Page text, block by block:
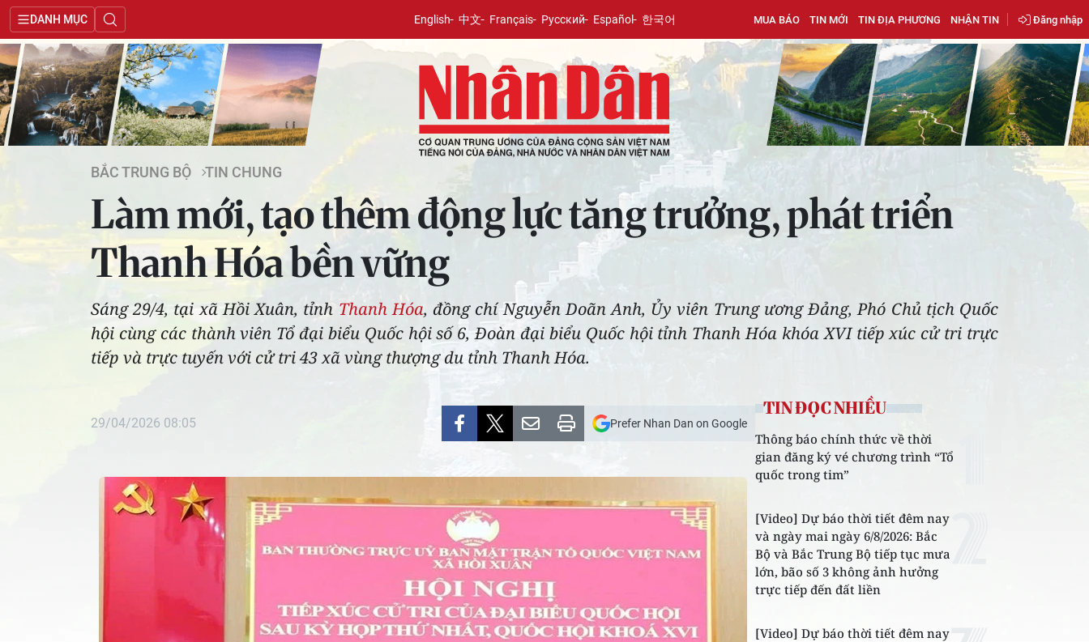
DANH MỤC English 中文 Français Русский Español 한국어 MUA BÁO TIN MỚI TIN ĐỊA PHƯƠNG NHẬN TIN Đăng nhập
BẮC TRUNG BỘ TIN CHUNG
Làm mới, tạo thêm động lực tăng trưởng, phát triển
Thanh Hóa bền vững
Sáng 29/4, tại xã Hồi Xuân, tỉnh Thanh Hóa, đồng chí Nguyễn Doãn Anh, Ủy viên Trung ương Đảng, Phó Chủ tịch Quốc
hội cùng các thành viên Tổ đại biểu Quốc hội số 6, Đoàn đại biểu Quốc hội tỉnh Thanh Hóa khóa XVI tiếp xúc cử tri trực
tiếp và trực tuyến với cử tri 43 xã vùng thượng du tỉnh Thanh Hóa.
29/04/2026 08:05 Prefer Nhan Dan on Google
TIN ĐỌC NHIỀU
Thông báo chính thức về thời
gian đăng ký vé chương trình “Tổ
quốc trong tim”
[Video] Dự báo thời tiết đêm nay
và ngày mai ngày 6/8/2026: Bắc
Bộ và Bắc Trung Bộ tiếp tục mưa
lớn, bão số 3 không ảnh hưởng
trực tiếp đến đất liền
[Video] Dự báo thời tiết đêm nay